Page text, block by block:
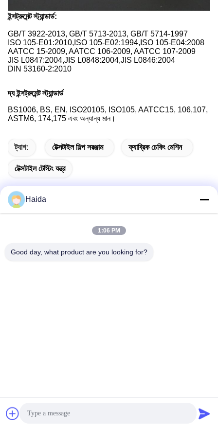
ইন্সট্রুমেন্ট স্ট্যান্ডার্ড:
GB/T 3922-2013, GB/T 5713-2013, GB/T 5714-1997
ISO 105-E01:2010,ISO 105-E02:1994,ISO 105-E04:2008
AATCC 15-2009, AATCC 106-2009, AATCC 107-2009
JIS L0847:2004,JIS L0848:2004,JIS L0846:2004
DIN 53160-2:2010
দ্য ইন্সট্রুমেন্ট স্ট্যান্ডার্ড
BS1006, BS, EN, ISO20105, ISO105, AATCC15, 106,107,
ASTM6, 174,175 এবং অন্যান্য মান।
ট্যাগ: টেক্সটাইল শিল্প সরঞ্জাম ফ্যাব্রিক চেকিং মেশিন
টেক্সটাইল টেস্টিং যন্ত্র
ঠিকানা
কপিরাইট © 2013-2026 Guangdong Haida Equipment Co., Ltd.
Haida
1:06 PM
Good day, what product are you looking for?